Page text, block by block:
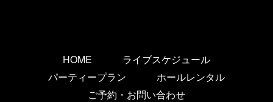
HOME
ライブスケジュール
パーティープラン
ホールレンタル
ご予約・お問い合わせ